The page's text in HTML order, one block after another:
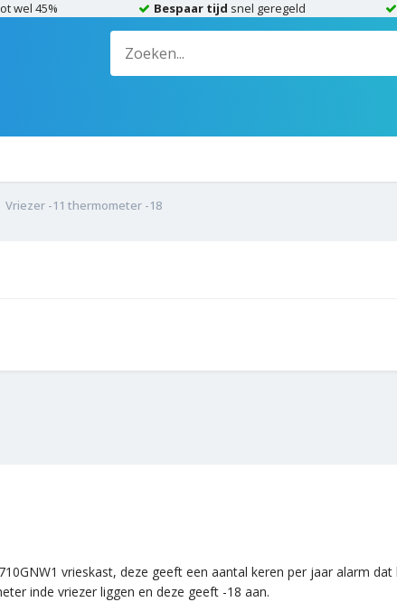
wel 45% Bespaar tijd snel geregeld
Vriezer -11 thermometer -18
vrieskast, deze geeft een aantal keren per jaar alarm
inde vriezer liggen en deze geeft -18 aan.